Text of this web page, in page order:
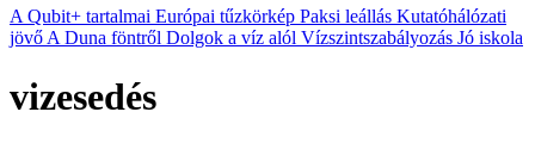
A Qubit+ tartalmai Európai tűzkörkép Paksi leállás Kutatóhálózati
jövő A Duna föntről Dolgok a víz alól Vízszintszabályozás Jó iskola
vizesedés